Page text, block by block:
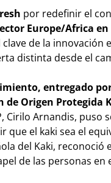
por redefinir el
Europe/Africa en
de la innovación
distinta desde el
entregado
de Origen Protegida
Cirilo Arnandis,
el kaki sea el
del Kaki,
de las personas en